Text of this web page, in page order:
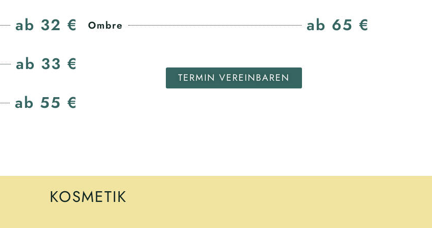
ab 32 €
ab 33 €
ab 55 €
Ombre ab 65 €
TERMIN VEREINBAREN
KOSMETIK